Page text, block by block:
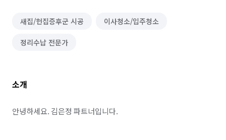
새집/헌집증후군 시공 이사청소/입주청소
정리수납 전문가
소개
안녕하세요. 김은정 파트너입니다.